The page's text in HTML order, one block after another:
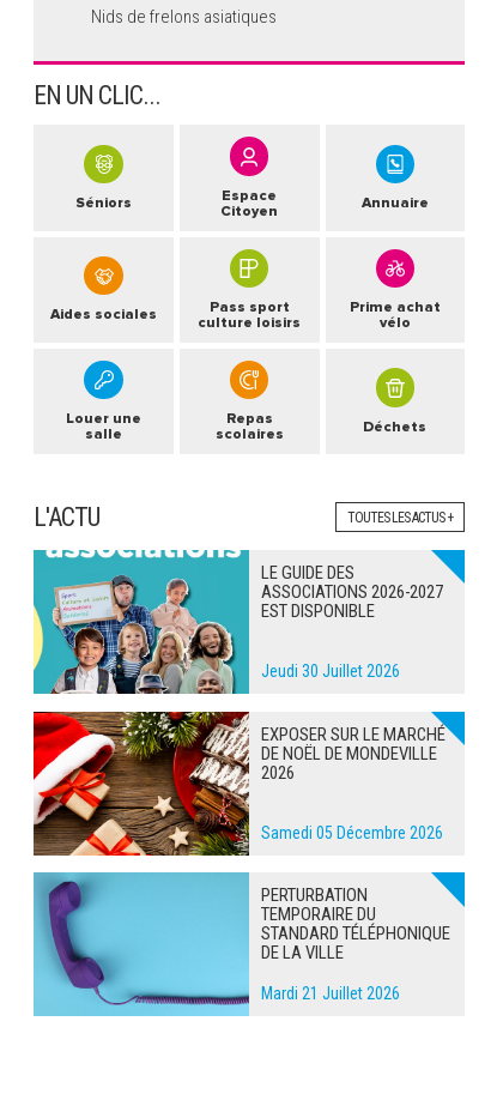
Nids de frelons asiatiques
EN UN CLIC...
Séniors
Espace
Citoyen
Annuaire
Aides sociales
Pass sport
culture loisirs
Prime achat
vélo
Louer une
salle
Repas
scolaires
Déchets
L'ACTU TOUTES LES ACTUS +
LE GUIDE DES
ASSOCIATIONS 2026-2027
EST DISPONIBLE
Jeudi 30 Juillet 2026
EXPOSER SUR LE MARCHÉ
DE NOËL DE MONDEVILLE
2026
Samedi 05 Décembre 2026
PERTURBATION
TEMPORAIRE DU
STANDARD TÉLÉPHONIQUE
DE LA VILLE
Mardi 21 Juillet 2026